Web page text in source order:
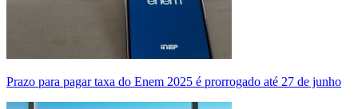
Prazo para pagar taxa do Enem 2025 é prorrogado até 27 de junho